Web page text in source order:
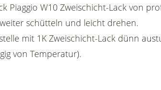
Piaggio W10 Zweischicht-Lack von
schütteln und leicht drehen.
mit 1K Zweischicht-Lack dünn
von Temperatur).